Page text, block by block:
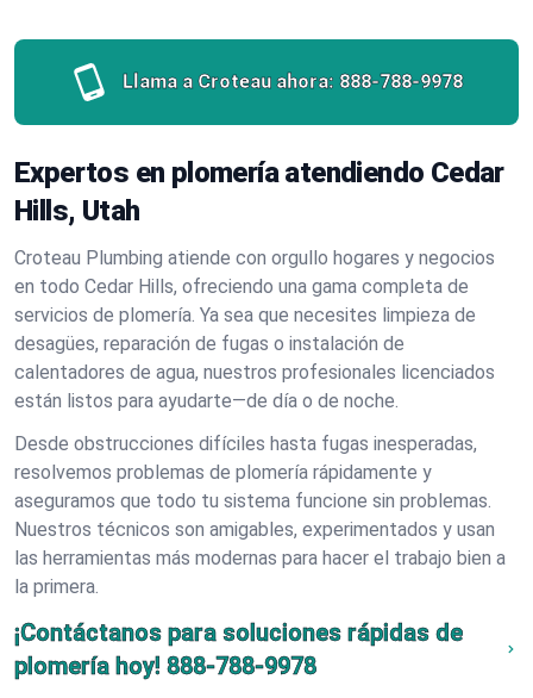
Llama a Croteau ahora: 888-788-9978
Expertos en plomería atendiendo Cedar
Hills, Utah
Croteau Plumbing atiende con orgullo hogares y negocios
en todo Cedar Hills, ofreciendo una gama completa de
servicios de plomería. Ya sea que necesites limpieza de
desagües, reparación de fugas o instalación de
calentadores de agua, nuestros profesionales licenciados
están listos para ayudarte—de día o de noche.
Desde obstrucciones difíciles hasta fugas inesperadas,
resolvemos problemas de plomería rápidamente y
aseguramos que todo tu sistema funcione sin problemas.
Nuestros técnicos son amigables, experimentados y usan
las herramientas más modernas para hacer el trabajo bien a
la primera.
¡Contáctanos para soluciones rápidas de
plomería hoy! 888-788-9978